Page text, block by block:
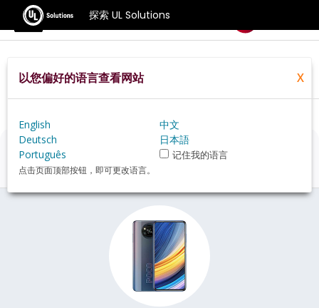
探索 UL Solutions
基准测试
Home Zh Hans Hardware
Xiaomi+Poco+X3+Pro+review
Xiaomi Poco X3 Pro评估
以您偏好的语言查看网站 X
English
中文
Deutsch
日本語
Português
记住我的语言
点击页面顶部按钮，即可更改语言。